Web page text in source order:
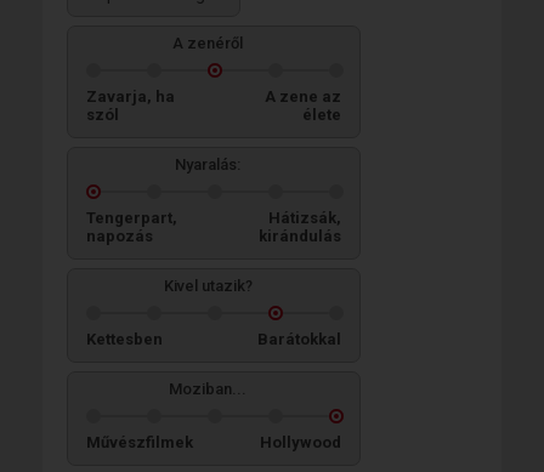
A zenéről
Zavarja, ha
szól
A zene az
élete
Nyaralás:
Tengerpart,
napozás
Hátizsák,
kirándulás
Kivel utazik?
Kettesben Barátokkal
Moziban...
Művészfilmek Hollywood